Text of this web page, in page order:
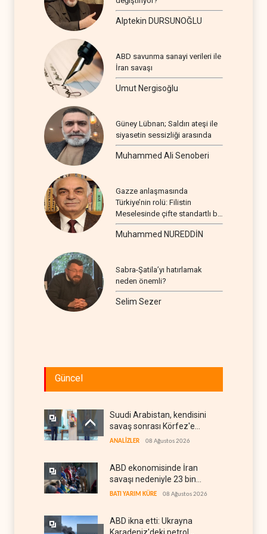
Alptekin DURSUNOĞLU
ABD savunma sanayi verileri ile
İran savaşı
Umut Nergisoğlu
Güney Lübnan; Saldırı ateşi ile
siyasetin sessizliği arasında
Muhammed Ali Senoberi
Gazze anlaşmasında
Türkiye’nin rolü: Filistin
Meselesinde çifte standartlı bir
seyir
Muhammed NUREDDİN
Sabra-Şatila’yı hatırlamak
neden önemli?
Selim Sezer
Güncel
Suudi Arabistan, kendisini
savaş sonrası Körfez'e
hazırlıyor
ANALİZLER 08 Ağustos 2026
ABD ekonomisinde İran
savaşı nedeniyle 23 bin
istihdam kaybı yaşandı
BATI YARIM KÜRE 08 Ağustos 2026
ABD ikna etti: Ukrayna
Karadeniz'deki petrol